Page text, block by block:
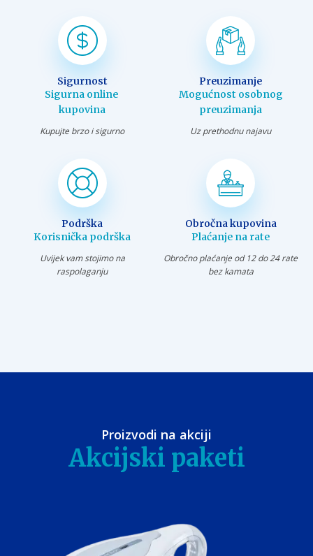
Sigurnost
Sigurna online
kupovina
Kupujte brzo i sigurno
Podrška
Korisnička podrška
Uvijek vam stojimo na
raspolaganju
Preuzimanje
Mogućnost osobnog
preuzimanja
Uz prethodnu najavu
Obročna kupovina
Plaćanje na rate
Obročno plaćanje od 12 do 24 rate
bez kamata
Proizvodi na akciji
Akcijski paketi